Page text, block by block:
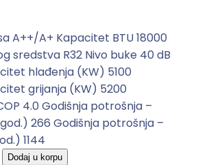
A++/A+ Kapacitet BTU 18000
sredstva R32 Nivo buke 40 dB
hlađenja (KW) 5100
grijanja (KW) 5200
4.0 Godišnja potrošnja –
266 Godišnja potrošnja –
1144
Dodaj u korpu